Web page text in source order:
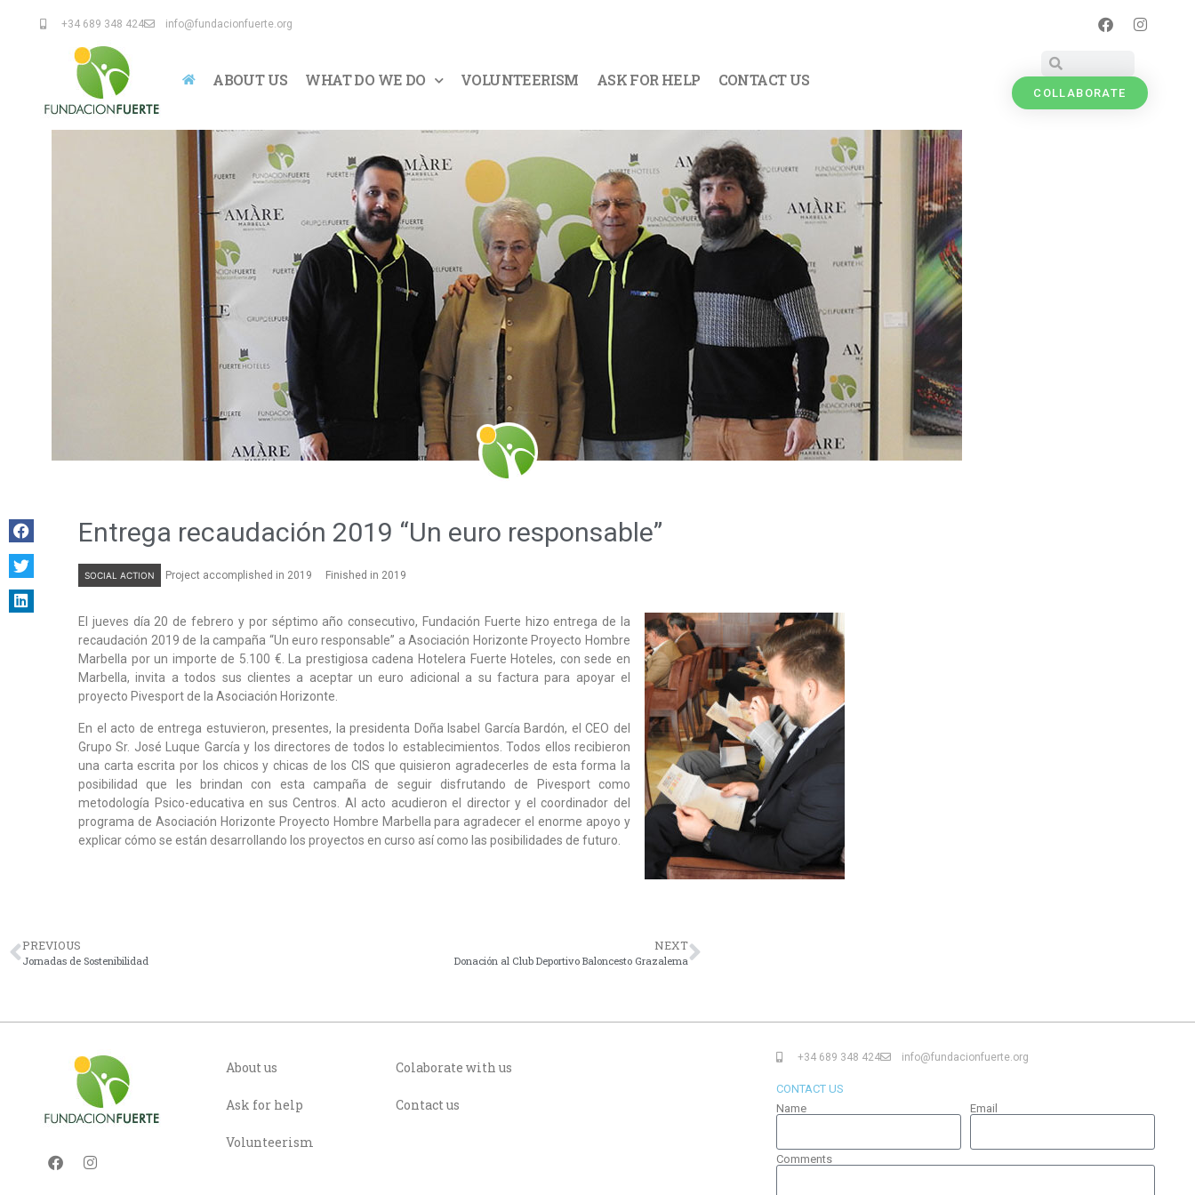
+34 689 348 424 info@fundacionfuerte.org
ABOUT US WHAT DO WE DO VOLUNTEERISM ASK FOR HELP CONTACT US
COLLABORATE
Entrega recaudación 2019 “Un euro responsable”
SOCIAL ACTION Project accomplished in 2019 Finished in 2019
El jueves día 20 de febrero y por séptimo año consecutivo, Fundación Fuerte hizo entrega de la
recaudación 2019 de la campaña “Un euro responsable” a Asociación Horizonte Proyecto Hombre
Marbella por un importe de 5.100 €. La prestigiosa cadena Hotelera Fuerte Hoteles, con sede en
Marbella, invita a todos sus clientes a aceptar un euro adicional a su factura para apoyar el
proyecto Pivesport de la Asociación Horizonte.
En el acto de entrega estuvieron, presentes, la presidenta Doña Isabel García Bardón, el CEO del
Grupo Sr. José Luque García y los directores de todos lo establecimientos. Todos ellos recibieron
una carta escrita por los chicos y chicas de los CIS que quisieron agradecerles de esta forma la
posibilidad que les brindan con esta campaña de seguir disfrutando de Pivesport como
metodología Psico-educativa en sus Centros. Al acto acudieron el director y el coordinador del
programa de Asociación Horizonte Proyecto Hombre Marbella para agradecer el enorme apoyo y
explicar cómo se están desarrollando los proyectos en curso así como las posibilidades de futuro.
PREVIOUS
Jornadas de Sostenibilidad
NEXT
Donación al Club Deportivo Baloncesto Grazalema
About us
Ask for help
Volunteerism
Colaborate with us
Contact us
+34 689 348 424 info@fundacionfuerte.org
CONTACT US
Name
Email
Comments